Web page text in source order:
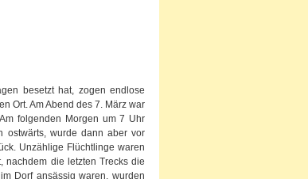
besetzt hat, zogen endlose
Ort. Am Abend des 7. März war
folgenden Morgen um 7 Uhr
ostwärts, wurde dann aber vor
Unzählige Flüchtlinge waren
nachdem die letzten Trecks die
Dorf ansässig waren, wurden